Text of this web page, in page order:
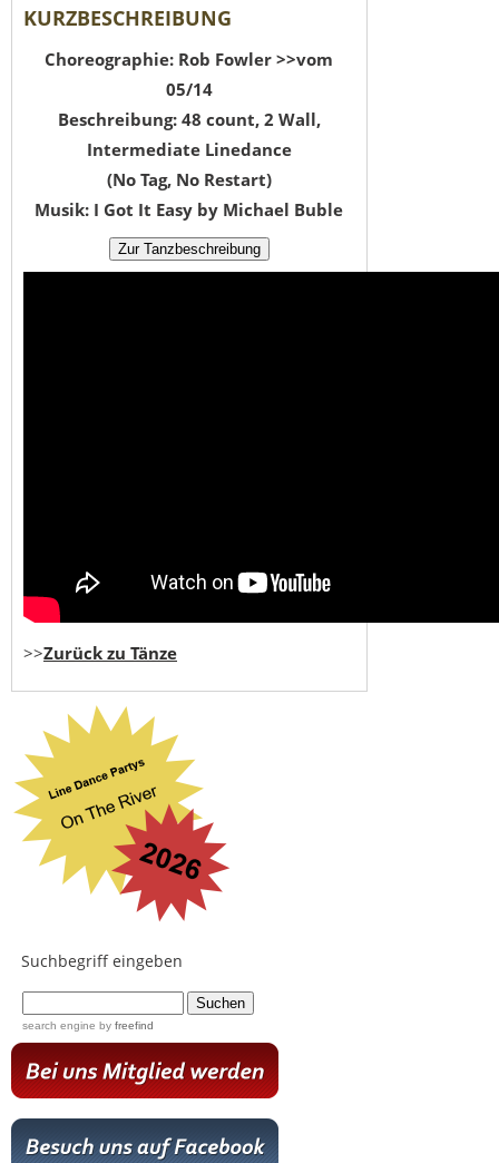
KURZBESCHREIBUNG
Choreographie: Rob Fowler >>vom
05/14
Beschreibung: 48 count, 2 Wall,
Intermediate Linedance
(No Tag, No Restart)
Musik: I Got It Easy by Michael Buble
>>Zurück zu Tänze
Suchbegriff eingeben
search engine by freefind